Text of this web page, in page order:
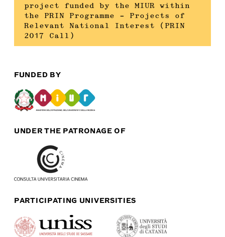
project funded by the MIUR within
the PRIN Programme – Projects of
Relevant National Interest (PRIN
2017 Call)
FUNDED BY
UNDER THE PATRONAGE OF
PARTICIPATING UNIVERSITIES